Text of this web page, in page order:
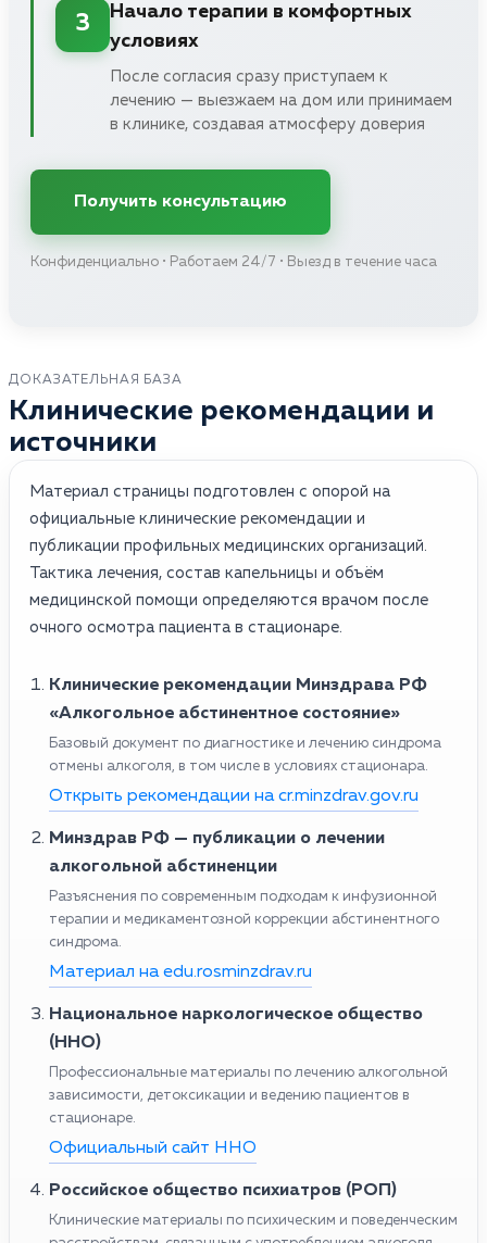
3
Начало терапии в комфортных
условиях
После согласия сразу приступаем к
лечению — выезжаем на дом или принимаем
в клинике, создавая атмосферу доверия
Получить консультацию
Конфиденциально • Работаем 24/7 • Выезд в течение часа
ДОКАЗАТЕЛЬНАЯ БАЗА
Клинические рекомендации и
источники
Материал страницы подготовлен с опорой на
официальные клинические рекомендации и
публикации профильных медицинских организаций.
Тактика лечения, состав капельницы и объём
медицинской помощи определяются врачом после
очного осмотра пациента в стационаре.
Клинические рекомендации Минздрава РФ
«Алкогольное абстинентное состояние»
Базовый документ по диагностике и лечению синдрома
отмены алкоголя, в том числе в условиях стационара.
Открыть рекомендации на cr.minzdrav.gov.ru
Минздрав РФ — публикации о лечении
алкогольной абстиненции
Разъяснения по современным подходам к инфузионной
терапии и медикаментозной коррекции абстинентного
синдрома.
Материал на edu.rosminzdrav.ru
Национальное наркологическое общество
(ННО)
Профессиональные материалы по лечению алкогольной
зависимости, детоксикации и ведению пациентов в
стационаре.
Официальный сайт ННО
Российское общество психиатров (РОП)
Клинические материалы по психическим и поведенческим